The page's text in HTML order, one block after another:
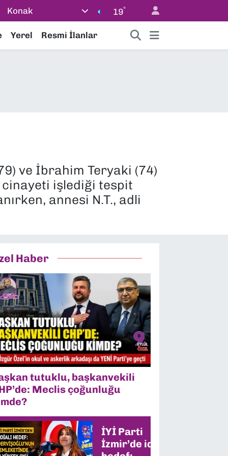
Konak 19°
Yerel Resmi İlanlar
ve İbrahim Teryaki (74)
cinayeti işlediği tespit
annesi N.T., adli
Haber
tutuklu, başkanvekili
Meclis çoğunluğu
İYİ Parti
İzmir’de iddialı